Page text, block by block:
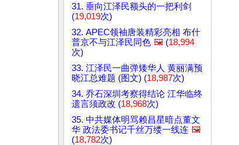
31. 垂向江泽民额头的一把利剑
(19,019次)
32. APEC领袖唐装精彩亮相 布什
普京不与江泽民同色 🖼️ (18,994
次)
33. 江泽民一曲弹矮华人 黄丽满预
晓江总难题 (图文) (18,987次)
34. 乔石深圳考察得结论 江华临终
遗言须政改 (18,968次)
35. 中共媒体明骂赖昌星暗点董文
华 政法委书记千丝万缕一线连 🖼️
(18,782次)